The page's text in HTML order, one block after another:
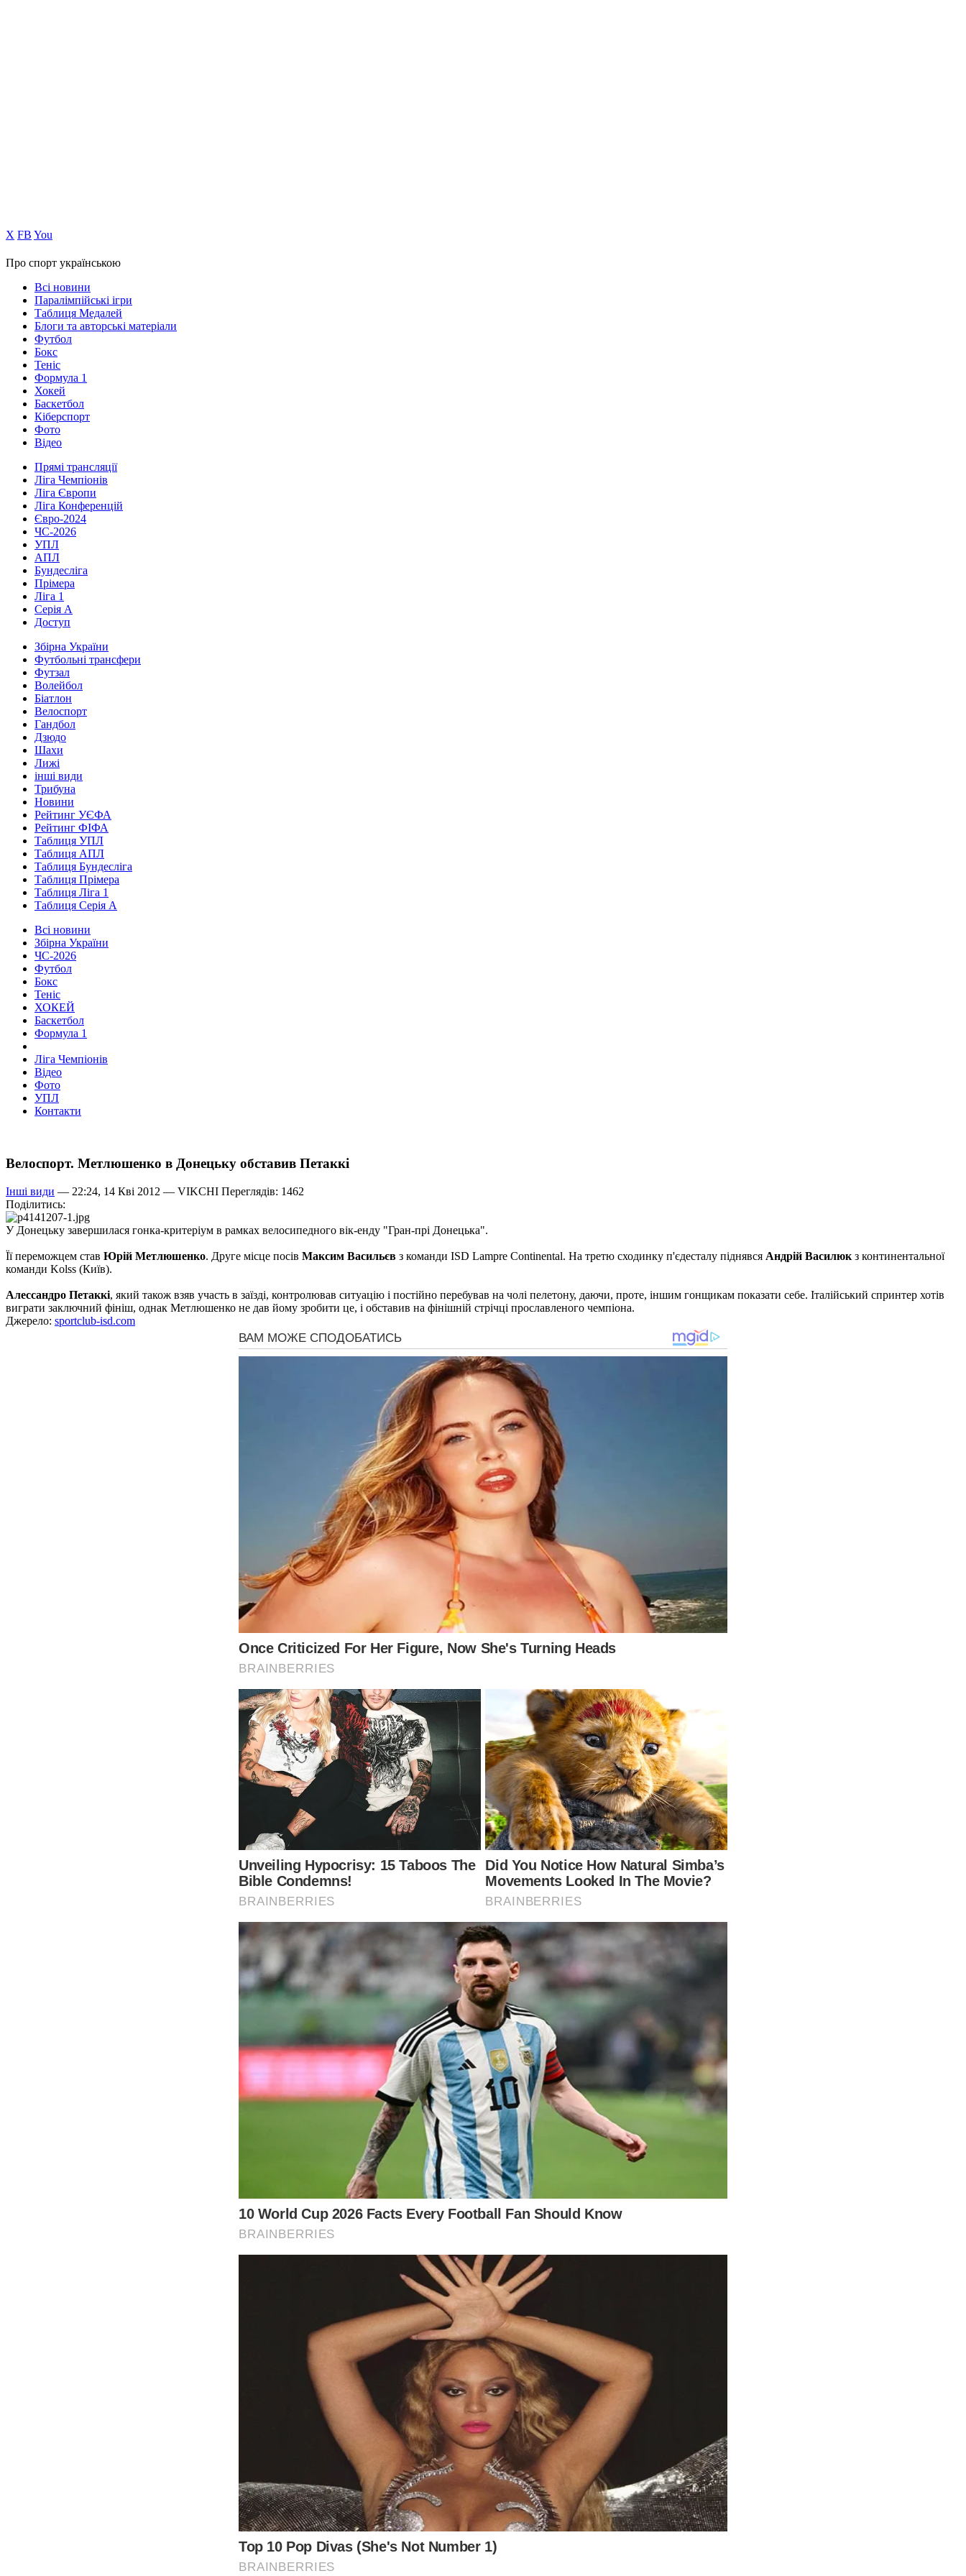
Х FB You
Про спорт українською
Всі новини
Паралімпійські ігри
Таблиця Медалей
Блоги та авторські матеріали
Футбол
Бокс
Теніс
Формула 1
Хокей
Баскетбол
Кіберспорт
Фото
Відео
Прямі трансляції
Ліга Чемпіонів
Ліга Європи
Ліга Конференцій
Євро-2024
ЧС-2026
УПЛ
АПЛ
Бундесліга
Прімера
Ліга 1
Серія А
Доступ
Збірна України
Футбольні трансфери
Футзал
Волейбол
Біатлон
Велоспорт
Гандбол
Дзюдо
Шахи
Лижі
інші види
Трибуна
Новини
Рейтинг УЄФА
Рейтинг ФІФА
Таблиця УПЛ
Таблиця АПЛ
Таблиця Бундесліга
Таблиця Прімера
Таблиця Ліга 1
Таблиця Серія А
Всі новини
Збірна України
ЧС-2026
Футбол
Бокс
Теніс
ХОКЕЙ
Баскетбол
Формула 1
Ліга Чемпіонів
Відео
Фото
УПЛ
Контакти
Велоспорт. Метлюшенко в Донецьку обставив Петаккі
Інші види — 22:24, 14 Кві 2012 — VIKCHI Переглядів: 1462
Поділитись:
У Донецьку завершилася гонка-критеріум в рамках велосипедного вік-енду "Гран-прі Донецька".
Її переможцем став Юрій Метлюшенко. Друге місце посів Максим Васильєв з команди ISD Lampre Continental. На третю сходинку п'єдесталу піднявся Андрій Василюк з континентальної
команди Kolss (Київ).
Алессандро Петаккі, який також взяв участь в заїзді, контролював ситуацію і постійно перебував на чолі пелетону, даючи, проте, іншим гонщикам показати себе. Італійський спринтер хотів
виграти заключний фініш, однак Метлюшенко не дав йому зробити це, і обставив на фінішній стрічці прославленого чемпіона.
Джерело: sportclub-isd.com